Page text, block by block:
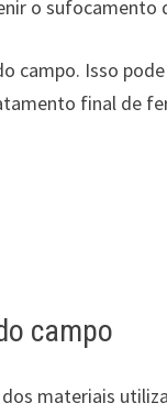
o sufocamento
campo. Isso
final de
campo
materiais